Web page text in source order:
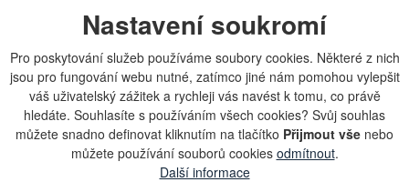
Nastavení soukromí
Pro poskytování služeb používáme soubory cookies. Některé z nich
jsou pro fungování webu nutné, zatímco jiné nám pomohou vylepšit
váš uživatelský zážitek a rychleji vás navést k tomu, co právě
hledáte. Souhlasíte s používáním všech cookies? Svůj souhlas
můžete snadno definovat kliknutím na tlačítko Přijmout vše nebo
můžete používání souborů cookies odmítnout.
Další informace
399 Kč
Chcete dostávat lákavé nabídky přímo do své e-
mailové schránky?